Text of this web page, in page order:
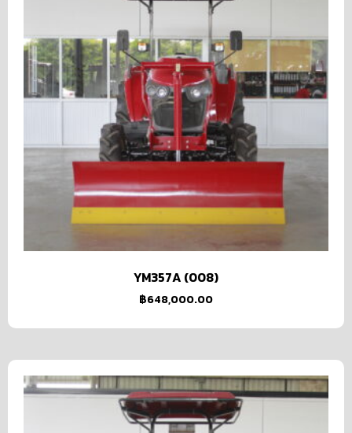
YM357A (008)
฿648,000.00